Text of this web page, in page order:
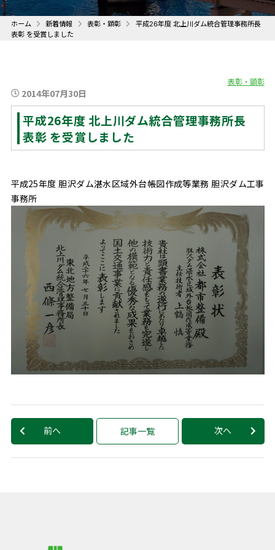
ホーム 新着情報 表彰・顕彰
平成26年度 北上川ダム統合管理事務所長
表彰 を受賞しました
表彰・顕彰
2014年07月30日
平成26年度 北上川ダム統合管理事務所長
表彰 を受賞しました
平成25年度 胆沢ダム湛水区域外台帳図作成等業務 胆沢ダム工事
事務所
前へ 記事一覧 次へ